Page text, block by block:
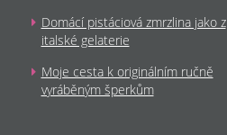
Domácí pistáciová zmrzlina jako z
italské gelaterie
Moje cesta k originálním ručně
vyráběným šperkům